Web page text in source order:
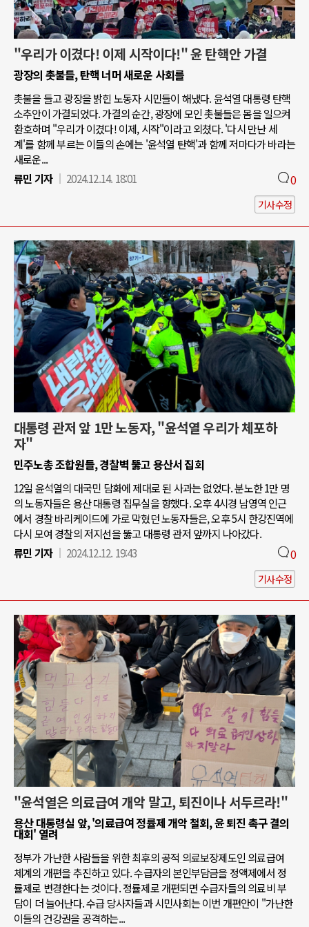
"우리가 이겼다! 이제 시작이다!" 윤 탄핵안 가결
광장의 촛불들, 탄핵 너머 새로운 사회를
촛불을 들고 광장을 밝힌 노동자 시민들이 해냈다. 윤석열 대통령 탄핵
소추안이 가결되었다. 가결의 순간, 광장에 모인 촛불들은 몸을 일으켜
환호하며 "우리가 이겼다! 이제, 시작"이라고 외쳤다. '다시 만난 세
계'를 함께 부르는 이들의 손에는 '윤석열 탄핵'과 함께 저마다가 바라는
새로운...
류민 기자
2024.12.14. 18:01 0
기사수정
대통령 관저 앞 1만 노동자, "윤석열 우리가 체포하
자"
민주노총 조합원들, 경찰벽 뚫고 용산서 집회
12일 윤석열의 대국민 담화에 제대로 된 사과는 없었다. 분노한 1만 명
의 노동자들은 용산 대통령 집무실을 향했다. 오후 4시경 남영역 인근
에서 경찰 바리케이드에 가로 막혔던 노동자들은, 오후 5시 한강진역에
다시 모여 경찰의 저지선을 뚫고 대통령 관저 앞까지 나아갔다.
류민 기자
2024.12.12. 19:43 0
기사수정
"윤석열은 의료급여 개악 말고, 퇴진이나 서두르라!"
용산 대통령실 앞, '의료급여 정률제 개악 철회, 윤 퇴진 촉구 결의
대회' 열려
정부가 가난한 사람들을 위한 최후의 공적 의료보장제도인 의료급여
체계의 개편을 추진하고 있다. 수급자의 본인부담금을 정액제에서 정
률제로 변경한다는 것이다. 정률제로 개편되면 수급자들의 의료비 부
담이 더 늘어난다. 수급 당사자들과 시민사회는 이번 개편안이 "가난한
이들의 건강권을 공격하는...